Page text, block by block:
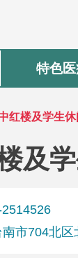
特色
红楼及学生
及
市704北